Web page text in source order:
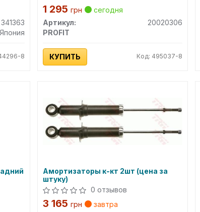
341363
Япония
8
1 295 грн
сегодня
Артикул:
20020306
PROFIT
КУПИТЬ Код: 495037-8
Амортизаторы к-кт 2шт (цена за
штуку)
0 отзывов
3 165 грн
завтра